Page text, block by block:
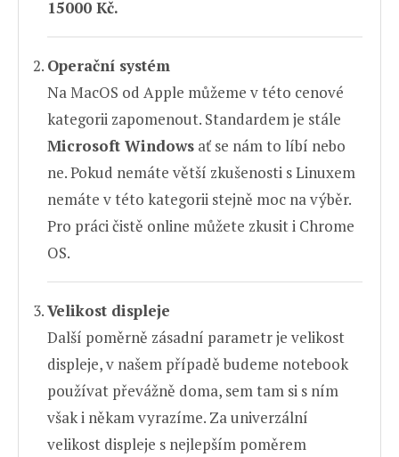
15000 Kč.
Operační systém
Na MacOS od Apple můžeme v této cenové
kategorii zapomenout. Standardem je stále
Microsoft Windows ať se nám to líbí nebo
ne. Pokud nemáte větší zkušenosti s Linuxem
nemáte v této kategorii stejně moc na výběr.
Pro práci čistě online můžete zkusit i Chrome
OS.
Velikost displeje
Další poměrně zásadní parametr je velikost
displeje, v našem případě budeme notebook
používat převážně doma, sem tam si s ním
však i někam vyrazíme. Za univerzální
velikost displeje s nejlepším poměrem